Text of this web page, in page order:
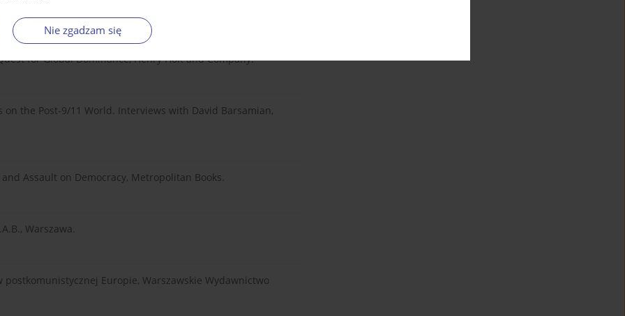
Nie zgadzam się
for Global Dominance, Henry Holt and Company.
the Post-9/11 World. Interviews with David Barsamian,
Assault on Democracy, Metropolitan Books.
Warszawa.
postkomunistycznej Europie, Warszawskie Wydawnictwo